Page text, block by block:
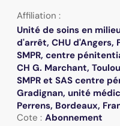
Affiliation :
Unité de soins en
d'arrêt, CHU d'Angers,
SMPR, centre
CH G. Marchant,
SMPR et SAS centre
Gradignan, unité
Perrens, Bordeaux,
Cote : Abonnement